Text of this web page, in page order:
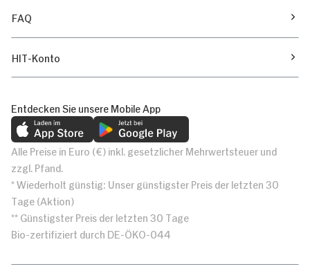
FAQ
HIT-Konto
Entdecken Sie unsere Mobile App
Alle Preise in Euro (€) inkl. gesetzlicher Mehrwertsteuer und
zzgl. Pfand.
* Wiederholt günstig: Unser günstigster Preis der letzten 30
Tage (Aktion)
** Günstigster Preis der letzten 30 Tage
Bio-zertifiziert durch DE-ÖKO-044